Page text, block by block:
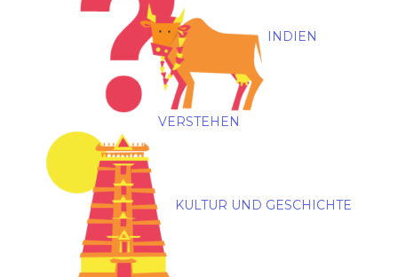
INDIEN
VERSTEHEN
KULTUR UND GESCHICHTE